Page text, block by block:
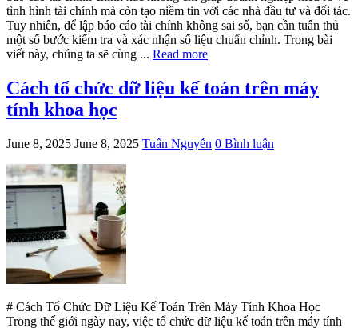
tình hình tài chính mà còn tạo niềm tin với các nhà đầu tư và đối tác.
Tuy nhiên, để lập báo cáo tài chính không sai số, bạn cần tuân thủ
một số bước kiểm tra và xác nhận số liệu chuẩn chỉnh. Trong bài
viết này, chúng ta sẽ cùng ... Read more
Cách tổ chức dữ liệu kế toán trên máy
tính khoa học
June 8, 2025 June 8, 2025 Tuấn Nguyễn 0 Bình luận
# Cách Tổ Chức Dữ Liệu Kế Toán Trên Máy Tính Khoa Học
Trong thế giới ngày nay, việc tổ chức dữ liệu kế toán trên máy tính